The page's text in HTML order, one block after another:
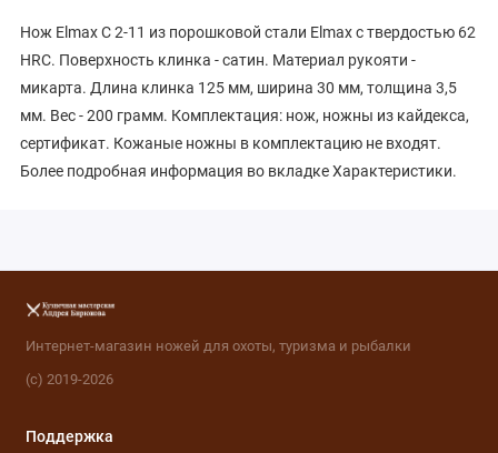
Нож Elmax С 2-11 из порошковой стали Elmax с твердостью 62
HRC. Поверхность клинка - сатин. Материал рукояти -
микарта. Длина клинка 125 мм, ширина 30 мм, толщина 3,5
мм. Вес - 200 грамм. Комплектация: нож, ножны из кайдекса,
сертификат. Кожаные ножны в комплектацию не входят.
Более подробная информация во вкладке Характеристики.
Интернет-магазин ножей для охоты, туризма и рыбалки
(с) 2019-2026
Поддержка